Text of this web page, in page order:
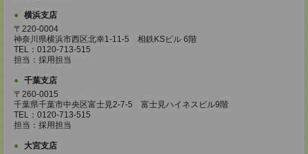
横浜支店
〒220-0004
神奈川県横浜市西区北幸1-11-5 相鉄KSビル 6階
TEL：0120-713-515
担当：採用担当
千葉支店
〒260-0015
千葉県千葉市中央区富士見2-7-5 富士見ハイネスビル9階
TEL：0120-713-515
担当：採用担当
大宮支店